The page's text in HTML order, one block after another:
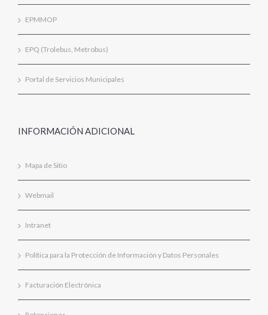
EPMMOP
EPQ (Trolebus, Metrobus)
Portal de Servicios Municipales
INFORMACIÓN ADICIONAL
Mapa de Sitio
Webmail
Intranet
Política para la Protección de Información y Datos Personales
Facturación Electrónica